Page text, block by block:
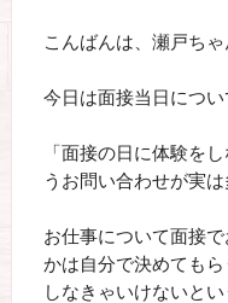
こんばんは、瀬戸ちゃ
今日は面接当日につ
「面接の日に体験を
うお問い合わせが実
お仕事について面接
かは自分で決めても
しなきゃいけないと